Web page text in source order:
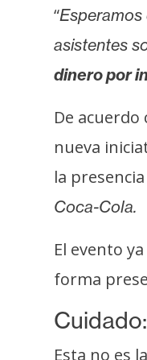
a
c
t
y
u
b
l
c
d
a
d
“
asistentes
dinero por
De
nueva
la
Coca-Cola.
El evento
forma
Esta no es